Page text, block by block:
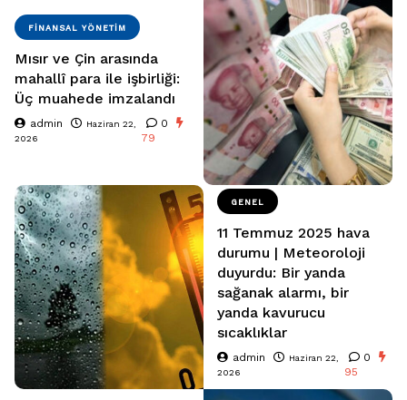
FINANSAL YÖNETIM
Mısır ve Çin arasında
mahallî para ile işbirliği:
Üç muahede imzalandı
admin
Haziran 22,
2026
0
79
GENEL
11 Temmuz 2025 hava
durumu | Meteoroloji
duyurdu: Bir yanda
sağanak alarmı, bir
yanda kavurucu
sıcaklıklar
admin
Haziran 22,
2026
0
95